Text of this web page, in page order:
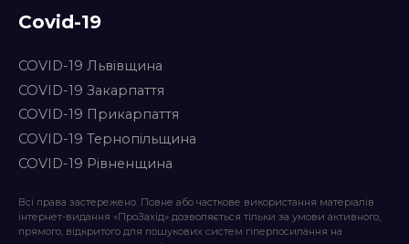
Covid-19
COVID-19 Львівщина
COVID-19 Закарпаття
COVID-19 Прикарпаття
COVID-19 Тернопільщина
COVID-19 Рівненщина
Всі права застережено. Повне або часткове використання матеріалів
інтернет-видання «ПроЗахід» дозволяється тільки за умови активного,
прямого, відкритого для пошукових систем гіперпосилання на